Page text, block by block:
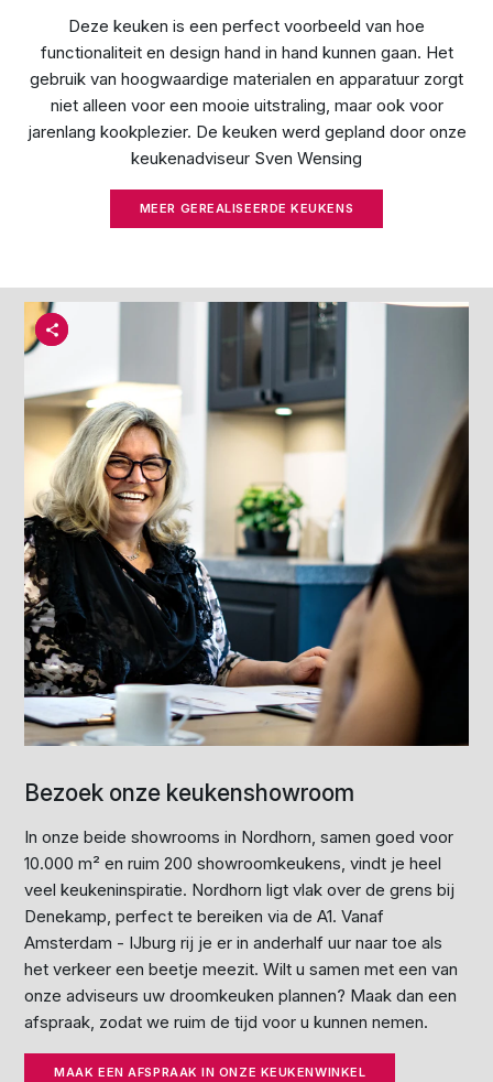
Deze keuken is een perfect voorbeeld van hoe
functionaliteit en design hand in hand kunnen gaan. Het
gebruik van hoogwaardige materialen en apparatuur zorgt
niet alleen voor een mooie uitstraling, maar ook voor
jarenlang kookplezier. De keuken werd gepland door onze
keukenadviseur Sven Wensing
MEER GEREALISEERDE KEUKENS
Bezoek onze keukenshowroom
In onze beide showrooms in Nordhorn, samen goed voor
10.000 m² en ruim 200 showroomkeukens, vindt je heel
veel keukeninspiratie. Nordhorn ligt vlak over de grens bij
Denekamp, perfect te bereiken via de A1. Vanaf
Amsterdam - IJburg rij je er in anderhalf uur naar toe als
het verkeer een beetje meezit. Wilt u samen met een van
onze adviseurs uw droomkeuken plannen? Maak dan een
afspraak, zodat we ruim de tijd voor u kunnen nemen.
MAAK EEN AFSPRAAK IN ONZE KEUKENWINKEL